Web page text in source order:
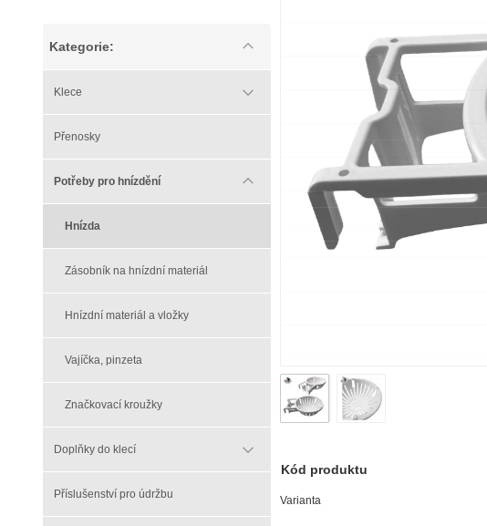
Kategorie:
Klece
Přenosky
Potřeby pro hnízdění
Hnízda
Zásobník na hnízdní materiál
Hnízdní materiál a vložky
Vajíčka, pinzeta
Značkovací kroužky
Doplňky do klecí
Příslušenství pro údržbu
Kód produktu
Varianta